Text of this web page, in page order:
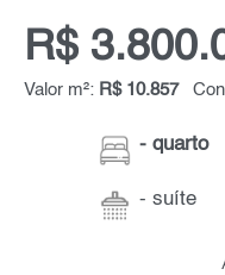
R$
Valor m²: R$ 10.857
- quarto
- suíte